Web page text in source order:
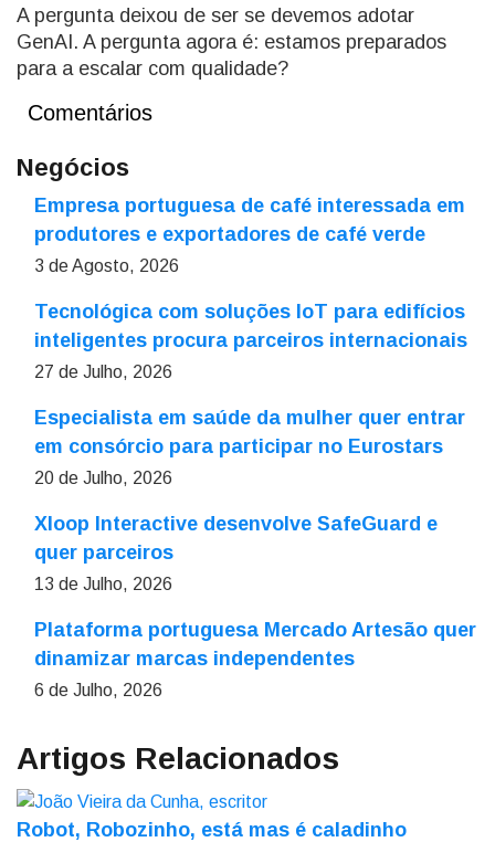
A pergunta deixou de ser se devemos adotar
GenAI. A pergunta agora é: estamos preparados
para a escalar com qualidade?
Comentários
Negócios
Empresa portuguesa de café interessada em
produtores e exportadores de café verde
3 de Agosto, 2026
Tecnológica com soluções IoT para edifícios
inteligentes procura parceiros internacionais
27 de Julho, 2026
Especialista em saúde da mulher quer entrar
em consórcio para participar no Eurostars
20 de Julho, 2026
Xloop Interactive desenvolve SafeGuard e
quer parceiros
13 de Julho, 2026
Plataforma portuguesa Mercado Artesão quer
dinamizar marcas independentes
6 de Julho, 2026
Artigos Relacionados
Robot, Robozinho, está mas é caladinho